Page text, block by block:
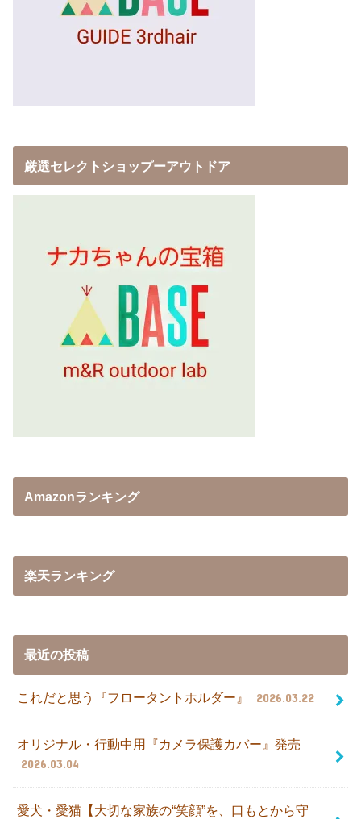
厳選セレクトショップーアウトドア
Amazonランキング
楽天ランキング
最近の投稿
これだと思う『フロータントホルダー』 2026.03.22
オリジナル・行動中用『カメラ保護カバー』発売
2026.03.04
愛犬・愛猫【大切な家族の“笑顔”を、口もとから守